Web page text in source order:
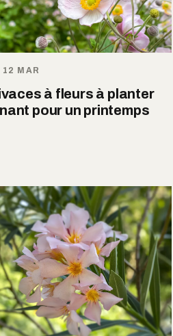
12 MAR
à fleurs à planter
pour un printemps